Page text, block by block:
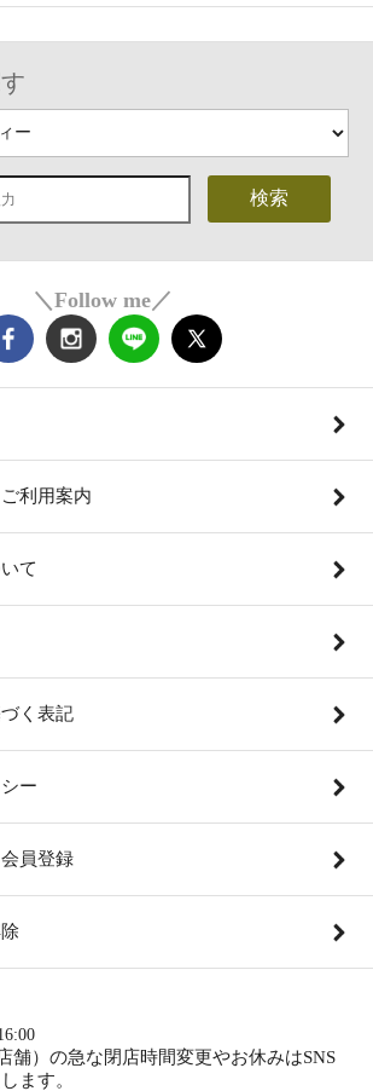
検索
＼Follow me／
利用案内
て
く表記
ー
員登録
舗）の急な閉店時間変更やお休みはSNS
ます。